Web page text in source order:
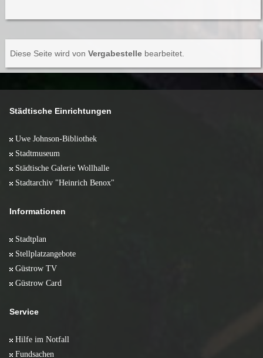
Diese Seite wird von Vergabestellebearbeitet.
Städtische Einrichtungen
Uwe Johnson-Bibliothek
Stadtmuseum
Städtische Galerie Wollhalle
Stadtarchiv "Heinrich Benox"
Informationen
Stadtplan
Stellplatzangebote
Güstrow TV
Güstrow Card
Service
Hilfe im Notfall
Fundsachen